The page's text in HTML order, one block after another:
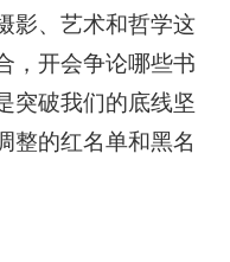
影、艺术和哲学这
，开会争论哪些书
突破我们的底线坚
整的红名单和黑名